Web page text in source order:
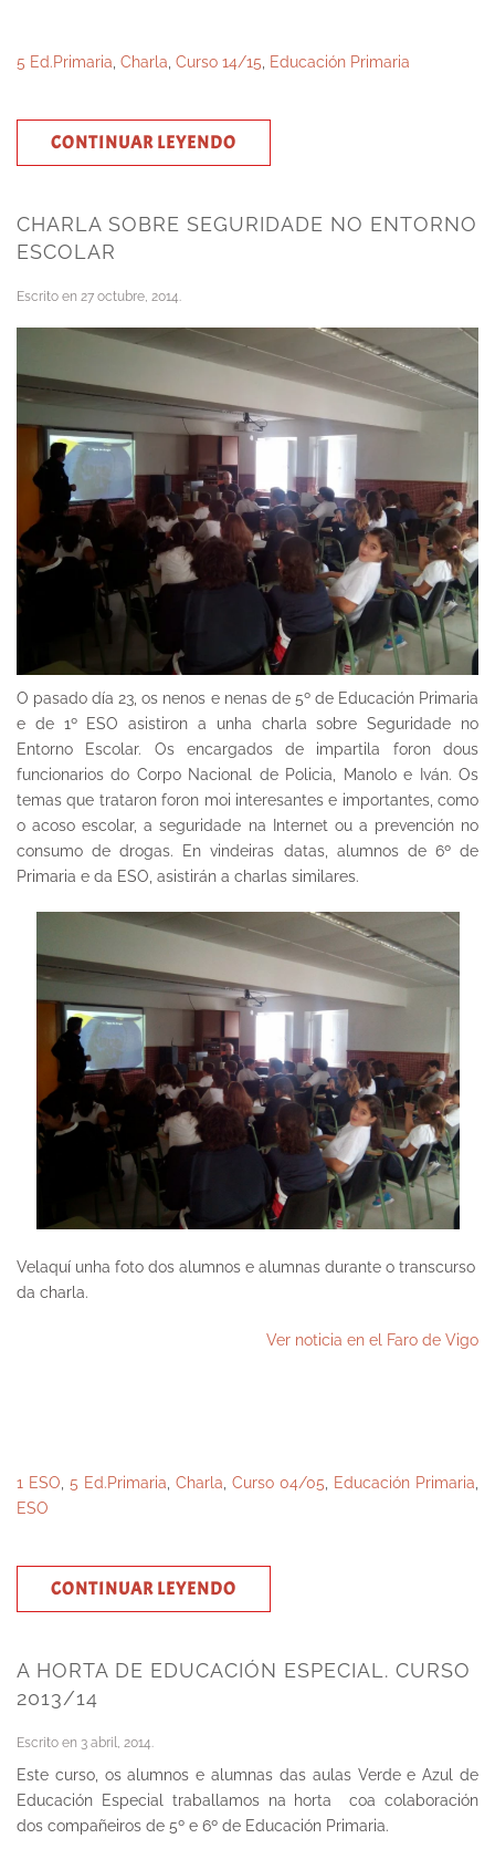
5 Ed.Primaria, Charla, Curso 14/15, Educación Primaria
CONTINUAR LEYENDO
CHARLA SOBRE SEGURIDADE NO ENTORNO
ESCOLAR
Escrito en 27 octubre, 2014.
O pasado día 23, os nenos e nenas de 5º de Educación Primaria
e de 1º ESO asistiron a unha charla sobre Seguridade no
Entorno Escolar. Os encargados de impartila foron dous
funcionarios do Corpo Nacional de Policia, Manolo e Iván. Os
temas que trataron foron moi interesantes e importantes, como
o acoso escolar, a seguridade na Internet ou a prevención no
consumo de drogas. En vindeiras datas, alumnos de 6º de
Primaria e da ESO, asistirán a charlas similares.
Velaquí unha foto dos alumnos e alumnas durante o transcurso
da charla.
Ver noticia en el Faro de Vigo
1 ESO 5 Ed.Primaria Charla Curso 04/05 Educación Primaria
ESO
CONTINUAR LEYENDO
A HORTA DE EDUCACIÓN ESPECIAL. CURSO
2013/14
Escrito en 3 abril, 2014.
Este curso, os alumnos e alumnas das aulas Verde e Azul de
Educación Especial traballamos na horta coa colaboración
dos compañeiros de 5º e 6º de Educación Primaria.